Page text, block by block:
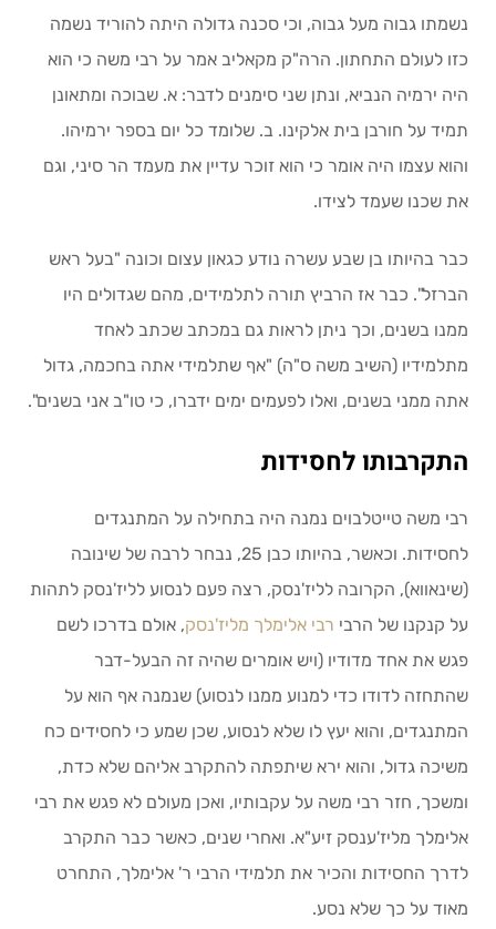
נשמתו גבוה מעל גבוה, וכי סכנה גדולה היתה להוריד נשמה
כזו לעולם התחתון. הרה"ק מקאליב אמר על רבי משה כי הוא
היה ירמיה הנביא, ונתן שני סימנים לדבר: א. שבוכה ומתאונן
תמיד על חורבן בית אלקינו. ב. שלומד כל יום בספר ירמיהו.
והוא עצמו היה אומר כי הוא זוכר עדיין את מעמד הר סיני, וגם
את שכנו שעמד לצידו.
כבר בהיותו בן שבע עשרה נודע כגאון עצום וכונה "בעל ראש
הברזל". כבר אז הרביץ תורה לתלמידים, מהם שגדולים היו
ממנו בשנים, וכך ניתן לראות גם במכתב שכתב לאחד
מתלמידיו (השיב משה ס"ה) "אף שתלמידי אתה בחכמה, גדול
אתה ממני בשנים, ואלו לפעמים ימים ידברו, כי טו"ב אני בשנים".
התקרבותו לחסידות
רבי משה טייטלבוים נמנה היה בתחילה על המתנגדים
לחסידות. וכאשר, בהיותו כבן 25, נבחר לרבה של שינובה
(שינאווא), הקרובה לליז'נסק, רצה פעם לנסוע לליז'נסק לתהות
על קנקנו של הרבי רבי אלימלך מליז'נסק, אולם בדרכו לשם
פגש את אחד מדודיו (ויש אומרים שהיה זה הבעל-דבר
שהתחזה לדודו כדי למנוע ממנו לנסוע) שנמנה אף הוא על
המתנגדים, והוא יעץ לו שלא לנסוע, שכן שמע כי לחסידים כח
משיכה גדול, והוא ירא שיתפתה להתקרב אליהם שלא כדת,
ומשכך, חזר רבי משה על עקבותיו, ואכן מעולם לא פגש את רבי
אלימלך מליז'ענסק זיע"א. ואחרי שנים, כאשר כבר התקרב
לדרך החסידות והכיר את תלמידי הרבי ר' אלימלך, התחרט
מאוד על כך שלא נסע.